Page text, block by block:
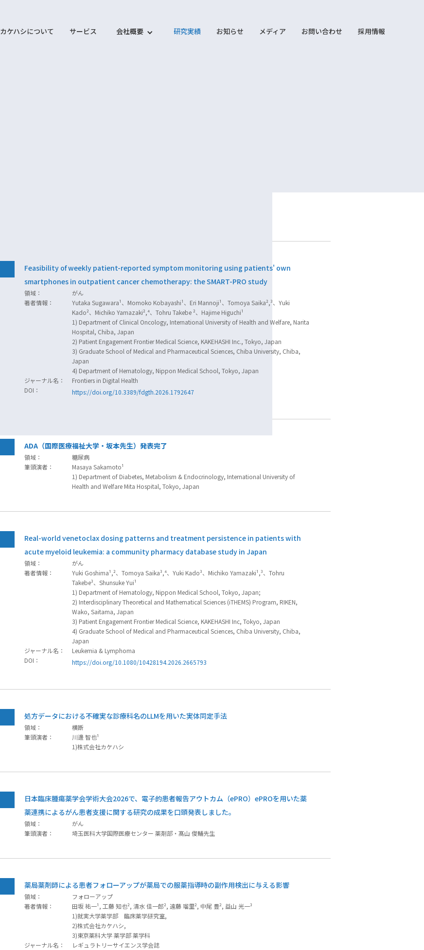
カケハシについて サービス 会社概要 研究実績 お知らせ メディア お問い合わせ 採用情報
Feasibility of weekly patient-reported symptom monitoring using patients' own
smartphones in outpatient cancer chemotherapy: the SMART-PRO study
領域：
がん
著者情報：
Yutaka Sugawara¹、Momoko Kobayashi¹、Eri Mannoji¹、Tomoya Saika²,³、Yuki
Kado²、Michiko Yamazaki²,⁴、Tohru Takebe ²、Hajime Higuchi¹
1) Department of Clinical Oncology, International University of Health and Welfare, Narita
Hospital, Chiba, Japan
2) Patient Engagement Frontier Medical Science, KAKEHASHI Inc., Tokyo, Japan
3) Graduate School of Medical and Pharmaceutical Sciences, Chiba University, Chiba,
Japan
4) Department of Hematology, Nippon Medical School, Tokyo, Japan
ジャーナル名：
Frontiers in Digital Health
DOI：
https://doi.org/10.3389/fdgth.2026.1792647
ADA（国際医療福祉大学・坂本先生）発表完了
領域：
糖尿病
筆頭演者：
Masaya Sakamoto¹
1) Department of Diabetes, Metabolism & Endocrinology, International University of
Health and Welfare Mita Hospital, Tokyo, Japan
Real-world venetoclax dosing patterns and treatment persistence in patients with
acute myeloid leukemia: a community pharmacy database study in Japan
領域：
がん
著者情報：
Yuki Goshima¹,²、Tomoya Saika³,⁴、Yuki Kado³、Michiko Yamazaki¹,³、Tohru
Takebe³、Shunsuke Yui¹
1) Department of Hematology, Nippon Medical School, Tokyo, Japan;
2) Interdisciplinary Theoretical and Mathematical Sciences (iTHEMS) Program, RIKEN,
Wako, Saitama, Japan
3) Patient Engagement Frontier Medical Science, KAKEHASHI Inc, Tokyo, Japan
4) Graduate School of Medical and Pharmaceutical Sciences, Chiba University, Chiba,
Japan
ジャーナル名：
Leukemia & Lymphoma
DOI：
https://doi.org/10.1080/10428194.2026.2665793
処方データにおける不確実な診療科名のLLMを用いた実体同定手法
領域：
横断
筆頭演者：
川邊 智也¹
1)株式会社カケハシ
日本臨床腫瘍薬学会学術大会2026で、電子的患者報告アウトカム（ePRO）ePROを用いた薬
薬連携によるがん患者支援に関する研究の成果を口頭発表しました。
領域：
がん
筆頭演者：
埼玉医科大学国際医療センター 薬剤部・髙山 俊輔先生
薬局薬剤師による患者フォローアップが薬局での服薬指導時の副作用検出に与える影響
領域：
フォローアップ
著者情報：
田坂 祐一¹, 工藤 知也², 清水 佳一郎², 遠藤 瑠里², 中尾 豊², 益山 光一³
1)就実大学薬学部 臨床薬学研究室,
2)株式会社カケハシ,
3)東京薬科大学 薬学部 薬学科
ジャーナル名：
レギュラトリーサイエンス学会誌